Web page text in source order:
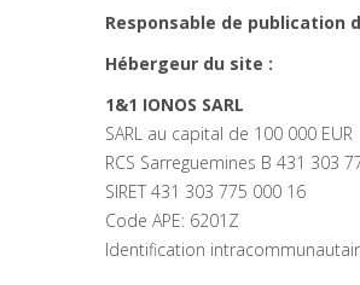
Responsable de publication
Hébergeur du site :
1&1 IONOS SARL
SARL au capital de 100 000 EUR
RCS Sarreguemines B 431 303
SIRET 431 303 775 000 16
Code APE: 6201Z
Identification